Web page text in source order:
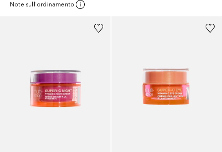
Note sull'ordinamento